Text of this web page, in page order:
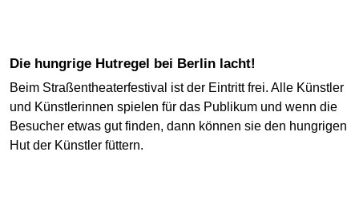
Die hungrige Hutregel bei Berlin lacht!
Beim Straßentheaterfestival ist der Eintritt frei. Alle Künstler
und Künstlerinnen spielen für das Publikum und wenn die
Besucher etwas gut finden, dann können sie den hungrigen
Hut der Künstler füttern.